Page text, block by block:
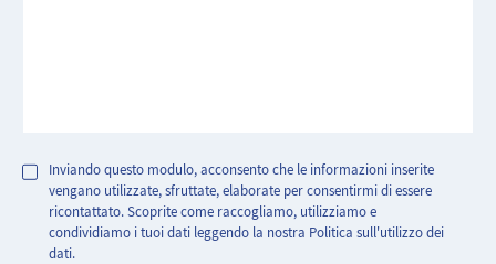
Inviando questo modulo, acconsento che le informazioni inserite
vengano utilizzate, sfruttate, elaborate per consentirmi di essere
ricontattato. Scoprite come raccogliamo, utilizziamo e
condividiamo i tuoi dati leggendo la nostra Politica sull'utilizzo dei
dati.